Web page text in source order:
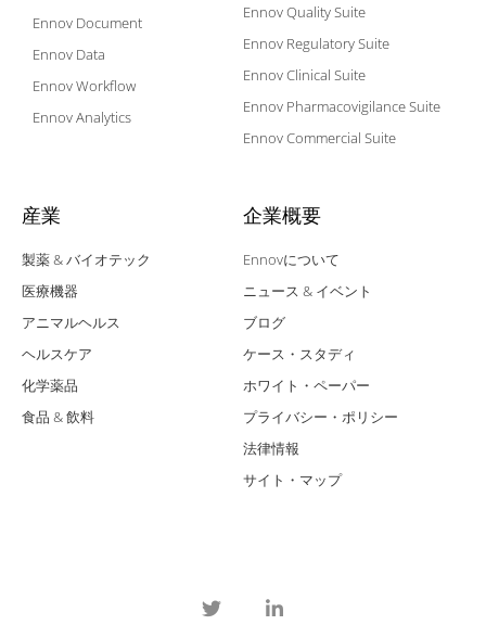
Ennov Document
Ennov Data
Ennov Workflow
Ennov Analytics
Ennov Quality Suite
Ennov Regulatory Suite
Ennov Clinical Suite
Ennov Pharmacovigilance Suite
Ennov Commercial Suite
産業
製薬 & バイオテック
医療機器
アニマルヘルス
ヘルスケア
化学薬品
食品 & 飲料
企業概要
Ennovについて
ニュース & イベント
ブログ
ケース・スタディ
ホワイト・ペーパー
プライバシー・ポリシー
法律情報
サイト・マップ